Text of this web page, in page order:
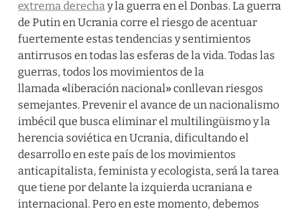
extrema derecha y la guerra en el Donbas. La guerra
de Putin en Ucrania corre el riesgo de acentuar
fuertemente estas tendencias y sentimientos
antirrusos en todas las esferas de la vida. Todas las
guerras, todos los movimientos de la
llamada «liberación nacional» conllevan riesgos
semejantes. Prevenir el avance de un nacionalismo
imbécil que busca eliminar el multilingüismo y la
herencia soviética en Ucrania, dificultando el
desarrollo en este país de los movimientos
anticapitalista, feminista y ecologista, será la tarea
que tiene por delante la izquierda ucraniana e
internacional. Pero en este momento, debemos